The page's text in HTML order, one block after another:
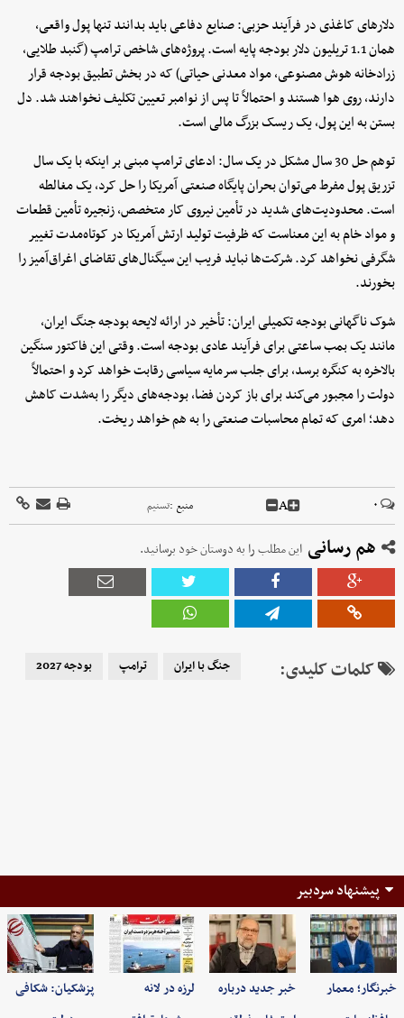
دلارهای کاغذی در فرآیند حزبی: صنایع دفاعی باید بدانند تنها پول واقعی،
همان 1.1 تریلیون دلار بودجه پایه است. پروژه‌های شاخص ترامپ (گنبد طلایی،
زرادخانه هوش مصنوعی، مواد معدنی حیاتی) که در بخش تطبیق بودجه قرار
دارند، روی هوا هستند و احتمالاً تا پس از نوامبر تعیین تکلیف نخواهند شد. دل
بستن به این پول، یک ریسک بزرگ مالی است.
توهم حل 30 سال مشکل در یک سال: ادعای ترامپ مبنی بر اینکه با یک سال
تزریق پول مفرط می‌توان بحران پایگاه صنعتی آمریکا را حل کرد، یک مغالطه
است. محدودیت‌های شدید در تأمین نیروی کار متخصص، زنجیره تأمین قطعات
و مواد خام به این معناست که ظرفیت تولید ارتش آمریکا در کوتاه‌مدت تغییر
شگرفی نخواهد کرد. شرکت‌ها نباید فریب این سیگنال‌های تقاضای اغراق‌آمیز را
بخورند.
شوک ناگهانی بودجه تکمیلی ایران: تأخیر در ارائه لایحه بودجه جنگ ایران،
مانند یک بمب ساعتی برای فرآیند عادی بودجه است. وقتی این فاکتور سنگین
بالاخره به کنگره برسد، برای جلب سرمایه سیاسی رقابت خواهد کرد و احتمالاً
دولت را مجبور می‌کند برای باز کردن فضا، بودجه‌های دیگر را به‌شدت کاهش
دهد؛ امری که تمام محاسبات صنعتی را به هم خواهد ریخت.
۰ A منبع :تسنیم
هم رسانی این مطلب را به دوستان خود برسانید.
کلمات کلیدی: جنگ با ایران ترامپ بودجه 2027
پیشنهاد سردبیر
خبرنگار؛ معمار
خبر جدید درباره
لرزه در لانه
پزشکیان: شکافی